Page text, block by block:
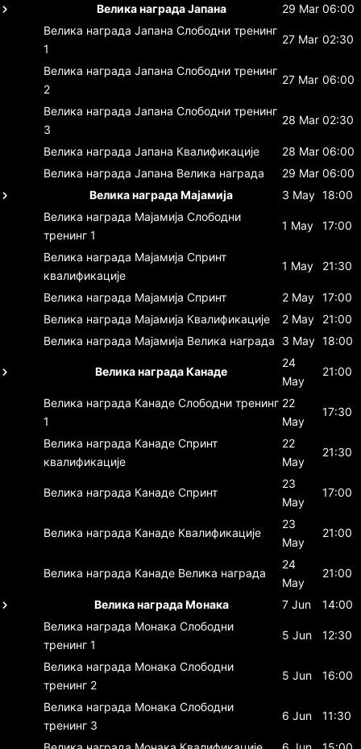
Велика награда Јапана
29 Mar 06:00
Велика награда Јапана Слободни тренинг
1
27 Mar 02:30
Велика награда Јапана Слободни тренинг
2
27 Mar 06:00
Велика награда Јапана Слободни тренинг
3
28 Mar 02:30
Велика награда Јапана Квалификације 28 Mar 06:00
Велика награда Јапана Велика награда 29 Mar 06:00
Велика награда Мајамија
3 May 18:00
Велика награда Мајамија Слободни
тренинг 1
1 May 17:00
Велика награда Мајамија Спринт
квалификације
1 May 21:30
Велика награда Мајамија Спринт 2 May 17:00
Велика награда Мајамија Квалификације 2 May
21:00
Велика награда Мајамија Велика награда 3 May 18:00
Велика награда Канаде
24
May
21:00
Велика награда Канаде Слободни тренинг
1
22
May
17:30
Велика награда Канаде Спринт
квалификације
22
May
21:30
Велика награда Канаде Спринт
23
May
17:00
Велика награда Канаде Квалификације
23
May
21:00
Велика награда Канаде Велика награда
24
May
21:00
Велика награда Монака 7 Jun
14:00
Велика награда Монака Слободни
тренинг 1
5 Jun 12:30
Велика награда Монака Слободни
тренинг 2
5 Jun 16:00
Велика награда Монака Слободни
тренинг 3
6 Jun 11:30